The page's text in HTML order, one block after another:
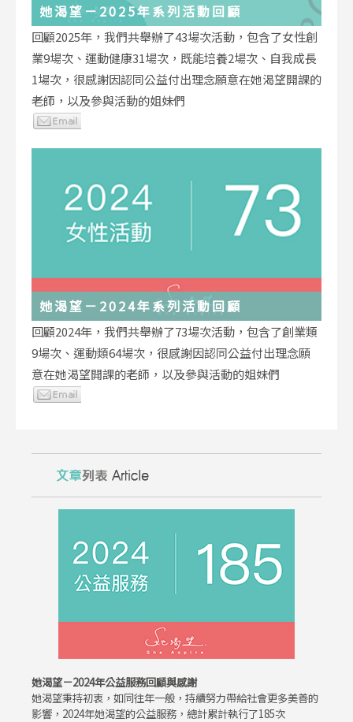
她渴望－2025年系列活動回顧
回顧2025年，我們共舉辦了43場次活動，包含了女性創
業9場次、運動健康31場次，既能培養2場次、自我成長
1場次，很感謝因認同公益付出理念願意在她渴望開課的
老師，以及參與活動的姐妹們
她渴望－2024年系列活動回顧
回顧2024年，我們共舉辦了73場次活動，包含了創業類
9場次、運動類64場次，很感謝因認同公益付出理念願
意在她渴望開課的老師，以及參與活動的姐妹們
她渴望－2024年公益服務回顧與感謝
她渴望秉持初衷，如同往年一般，持續努力帶給社會更多美善的
影響，2024年她渴望的公益服務，總計累計執行了185次